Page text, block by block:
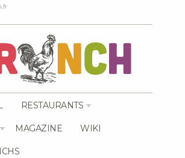
RESTAURANTS
MAGAZINE WIKI